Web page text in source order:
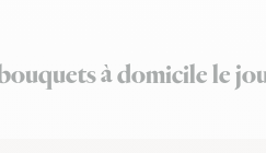
à domicile le